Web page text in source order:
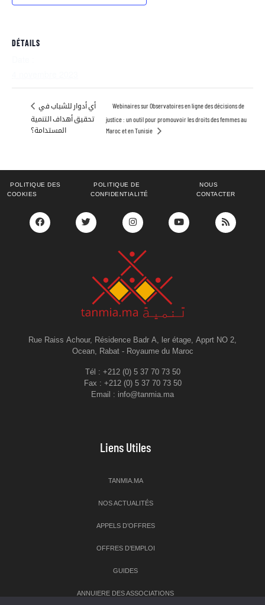
DÉTAILS
تحقيق أهداف التنمية
المستدامة؟
Webinaires sur Observatoires en ligne des décisions de
justice : un outil pour promouvoir les droits des femmes au
Maroc et en Tunisie
POLITIQUE DES
COOKIES
POLITIQUE DE
CONFIDENTIALITÉ
NOUS
CONTACTER
Rue Raiss Achour, Résidence Badr A, ler étage, Apprt NO 2,
Ocean, Rabat - Royaume du Maroc
Tél : +212 (0) 5 37 70 73 50
Fax : +212 (0) 5 37 70 73 50
Email : info@tanmia.ma
Liens Utiles
TANMIA.MA
NOS ACTUALITÉS
APPELS D’OFFRES
OFFRES D’EMPLOI
GUIDES
ANNUIERE DES ASSOCIATIONS